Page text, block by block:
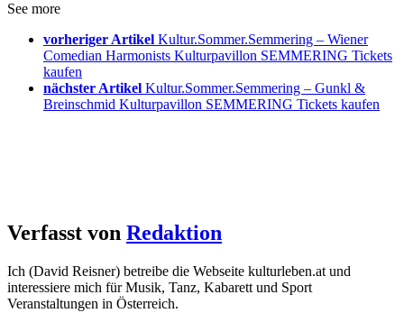
See more
vorheriger Artikel Kultur.Sommer.Semmering – Wiener
Comedian Harmonists Kulturpavillon SEMMERING Tickets
kaufen
nächster Artikel Kultur.Sommer.Semmering – Gunkl &
Breinschmid Kulturpavillon SEMMERING Tickets kaufen
Verfasst von Redaktion
Ich (David Reisner) betreibe die Webseite kulturleben.at und
interessiere mich für Musik, Tanz, Kabarett und Sport
Veranstaltungen in Österreich.